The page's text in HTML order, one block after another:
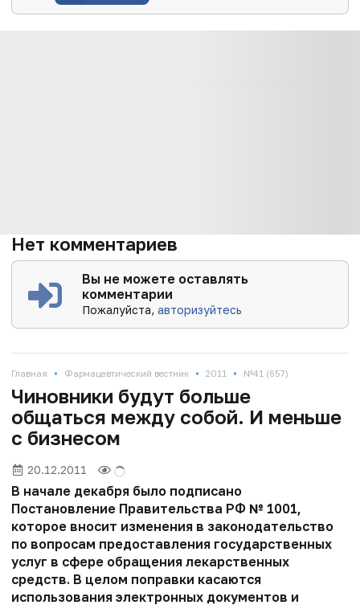
Нет комментариев
Вы не можете оставлять
комментарии
Пожалуйста,авторизуйтесь
Главная • Фармацевтический вестник • 2011 • №41 (657)
Чиновники будут больше
общаться между собой. И меньше
с бизнесом
20.12.2011
В начале декабря было подписано
Постановление Правительства РФ № 1001,
которое вносит изменения в законодательство
по вопросам предоставления государственных
услуг в сфере обращения лекарственных
средств. В целом поправки касаются
использования электронных документов и